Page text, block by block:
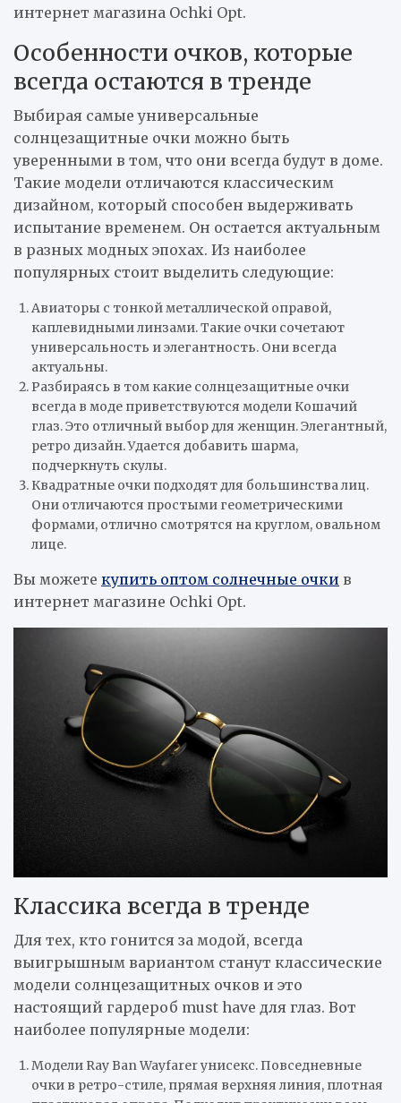
интернет магазина Ochki Opt.
Особенности очков, которые
всегда остаются в тренде
Выбирая самые универсальные
солнцезащитные очки можно быть
уверенными в том, что они всегда будут в доме.
Такие модели отличаются классическим
дизайном, который способен выдерживать
испытание временем. Он остается актуальным
в разных модных эпохах. Из наиболее
популярных стоит выделить следующие:
Авиаторы с тонкой металлической оправой,
каплевидными линзами. Такие очки сочетают
универсальность и элегантность. Они всегда
актуальны.
Разбираясь в том какие солнцезащитные очки
всегда в моде приветствуются модели Кошачий
глаз. Это отличный выбор для женщин. Элегантный,
ретро дизайн. Удается добавить шарма,
подчеркнуть скулы.
Квадратные очки подходят для большинства лиц.
Они отличаются простыми геометрическими
формами, отлично смотрятся на круглом, овальном
лице.
Вы можете купить оптом солнечные очки в
интернет магазине Ochki Opt.
Классика всегда в тренде
Для тех, кто гонится за модой, всегда
выигрышным вариантом станут классические
модели солнцезащитных очков и это
настоящий гардероб must have для глаз. Вот
наиболее популярные модели:
Модели Ray Ban Wayfarer унисекс. Повседневные
очки в ретро-стиле, прямая верхняя линия, плотная